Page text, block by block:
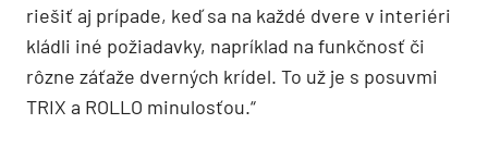
riešiť aj prípade, keď sa na každé dvere v interiéri
kládli iné požiadavky, napríklad na funkčnosť či
rôzne záťaže dverných krídel. To už je s posuvmi
TRIX a ROLLO minulosťou.“